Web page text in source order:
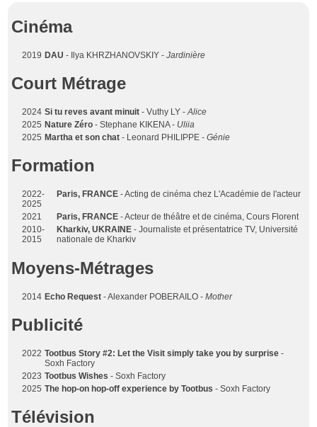
Cinéma
2019 DAU - Ilya KHRZHANOVSKIY -Jardinière
Court Métrage
2024 Si tu reves avant minuit - Vuthy LY -Alice
2025 Nature Zéro - Stephane KIKENA - Uliia
2025 Martha et son chat - Leonard PHILIPPE -Génie
Formation
2022-
2025
Paris, FRANCE - Acting de cinéma chez L'Académie de l'acteur
2021 Paris, FRANCE - Acteur de théâtre et de cinéma, Cours Florent
2010-
2015
Kharkiv, UKRAINE - Journaliste et présentatrice TV, Université
nationale de Kharkiv
Moyens-Métrages
2014 Echo Request - Alexander POBERAILO -Mother
Publicité
2022 Tootbus Story #2: Let the Visit simply take you by surprise -
Soxh Factory
2023 Tootbus Wishes - Soxh Factory
2025 The hop-on hop-off experience by Tootbus - Soxh Factory
Télévision